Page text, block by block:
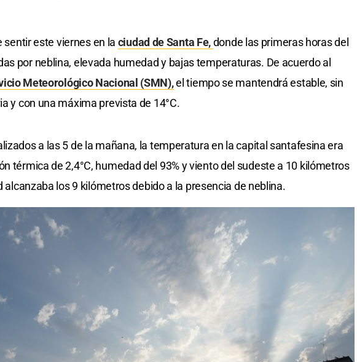
sentir este viernes en la ciudad de Santa Fe,donde las primeras horas del
por neblina, elevada humedad y bajas temperaturas. De acuerdo al
Meteorológico Nacional (SMN),el tiempo se mantendrá estable, sin
y con una máxima prevista de 14°C.
a las 5 de la mañana, la temperatura en la capital santafesina era
térmica de 2,4°C, humedad del 93% y viento del sudeste a 10 kilómetros
alcanzaba los 9 kilómetros debido a la presencia de neblina.